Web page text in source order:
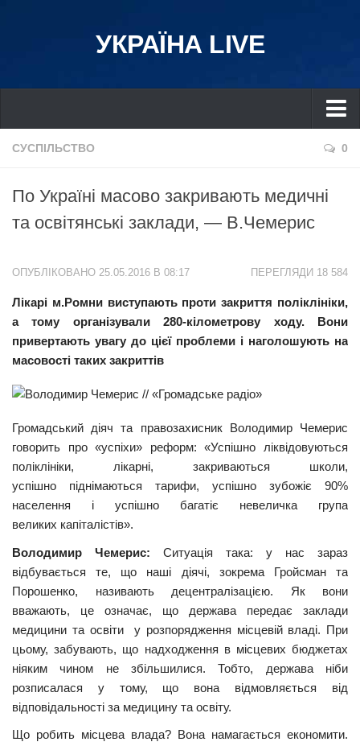
УКРАЇНА LIVE
Україна
Дніпро
Львів
Харків
Донбас
Одеса
Схід
Політика
Світ
Цікаво
Наука
Технології
Рецепти
Привітання
Події
СУСПІЛЬСТВО 0
По Україні масово закривають медичні
та освітянські заклади, — В.Чемерис
ПЕРЕГЛЯДИ 18 584
ОПУБЛІКОВАНО 25.05.2016 В 08:17
Лікарі м.Ромни виступають проти закриття поліклініки,
а тому організували 280-кілометрову ходу. Вони
привертають увагу до цієї проблеми і наголошують на
масовості таких закриттів
Громадський діяч та правозахисник Володимир Чемерис
говорить про «успіхи» реформ: «Успішно ліквідовуються
поліклініки, лікарні, закриваються школи,
успішно піднімаються тарифи, успішно зубожіє 90%
населення і успішно багатіє невеличка група
великих капіталістів».
Володимир Чемерис: Ситуація така: у нас зараз
відбувається те, що наші діячі, зокрема Гройсман та
Порошенко, називають децентралізацією. Як вони
вважають, це означає, що держава передає заклади
медицини та освіти у розпорядження місцевій владі. При
цьому, забувають, що надходження в місцевих бюджетах
ніяким чином не збільшилися. Тобто, держава ніби
розписалася у тому, що вона відмовляється від
відповідальності за медицину та освіту.
Що робить місцева влада? Вона намагається економити.